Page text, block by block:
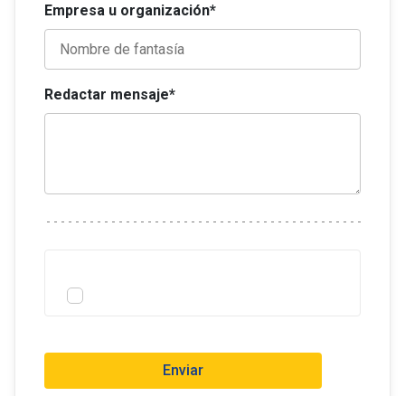
Empresa u organización*
Redactar mensaje*
Enviar